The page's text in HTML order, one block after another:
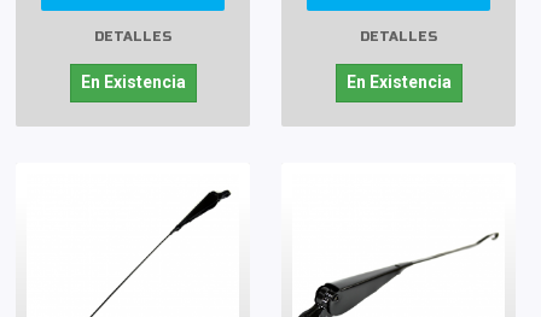
DETALLES
En Existencia
DETALLES
En Existencia